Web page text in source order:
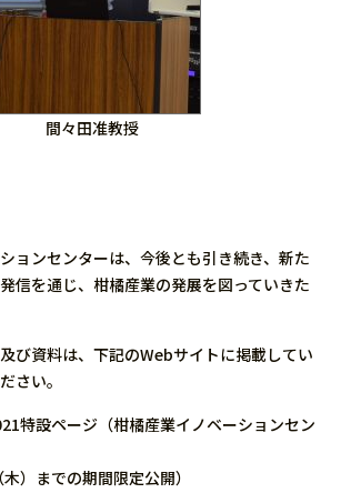
間々田准教授
ョンセンターは、今後とも引き続き、新た
信を通じ、柑橘産業の発展を図っていきた
び資料は、下記のWebサイトに掲載してい
さい。
特設ページ（柑橘産業イノベーションセン
）までの期間限定公開）